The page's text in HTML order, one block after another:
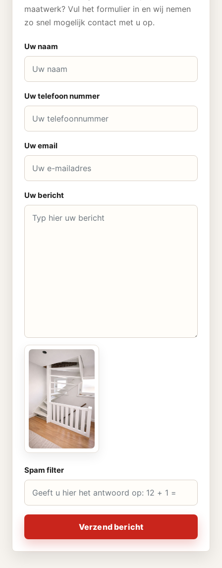
maatwerk? Vul het formulier in en wij nemen
zo snel mogelijk contact met u op.
Uw naam
Uw telefoon nummer
Uw email
Uw bericht
Spam filter
Verzend bericht